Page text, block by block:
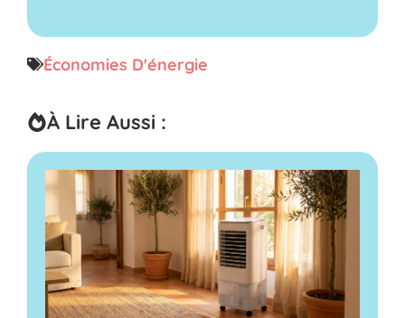
Économies D'énergie
À Lire Aussi :